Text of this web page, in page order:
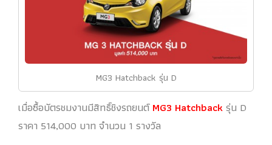
MG3 Hatchback รุ่น D
เมื่อซื้อบัตรชมงานมีสิทธิ์ชิงรถยนต์MG3 Hatchbackรุ่น D
ราคา 514,000 บาท จำนวน 1 รางวัล